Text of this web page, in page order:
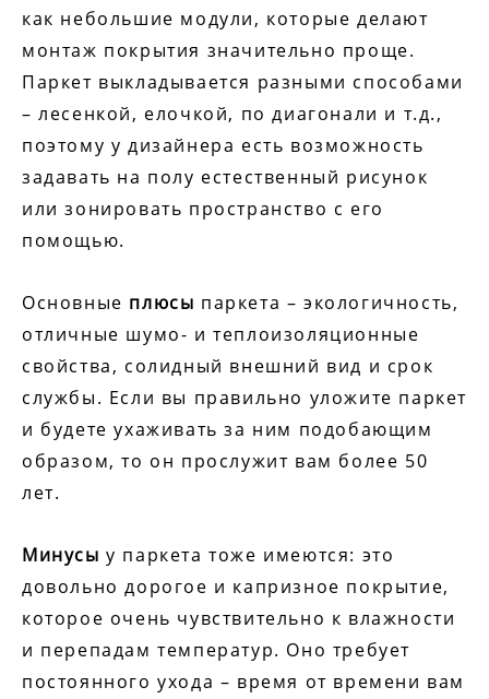
как небольшие модули, которые делают
монтаж покрытия значительно проще.
Паркет выкладывается разными способами
– лесенкой, елочкой, по диагонали и т.д.,
поэтому у дизайнера есть возможность
задавать на полу естественный рисунок
или зонировать пространство с его
помощью.
Основные плюсы паркета – экологичность,
отличные шумо- и теплоизоляционные
свойства, солидный внешний вид и срок
службы. Если вы правильно уложите паркет
и будете ухаживать за ним подобающим
образом, то он прослужит вам более 50
лет.
Минусы у паркета тоже имеются: это
довольно дорогое и капризное покрытие,
которое очень чувствительно к влажности
и перепадам температур. Оно требует
постоянного ухода – время от времени вам